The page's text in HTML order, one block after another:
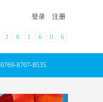
登录 注册
3 0 1 6 0 6
0769-8707-8535